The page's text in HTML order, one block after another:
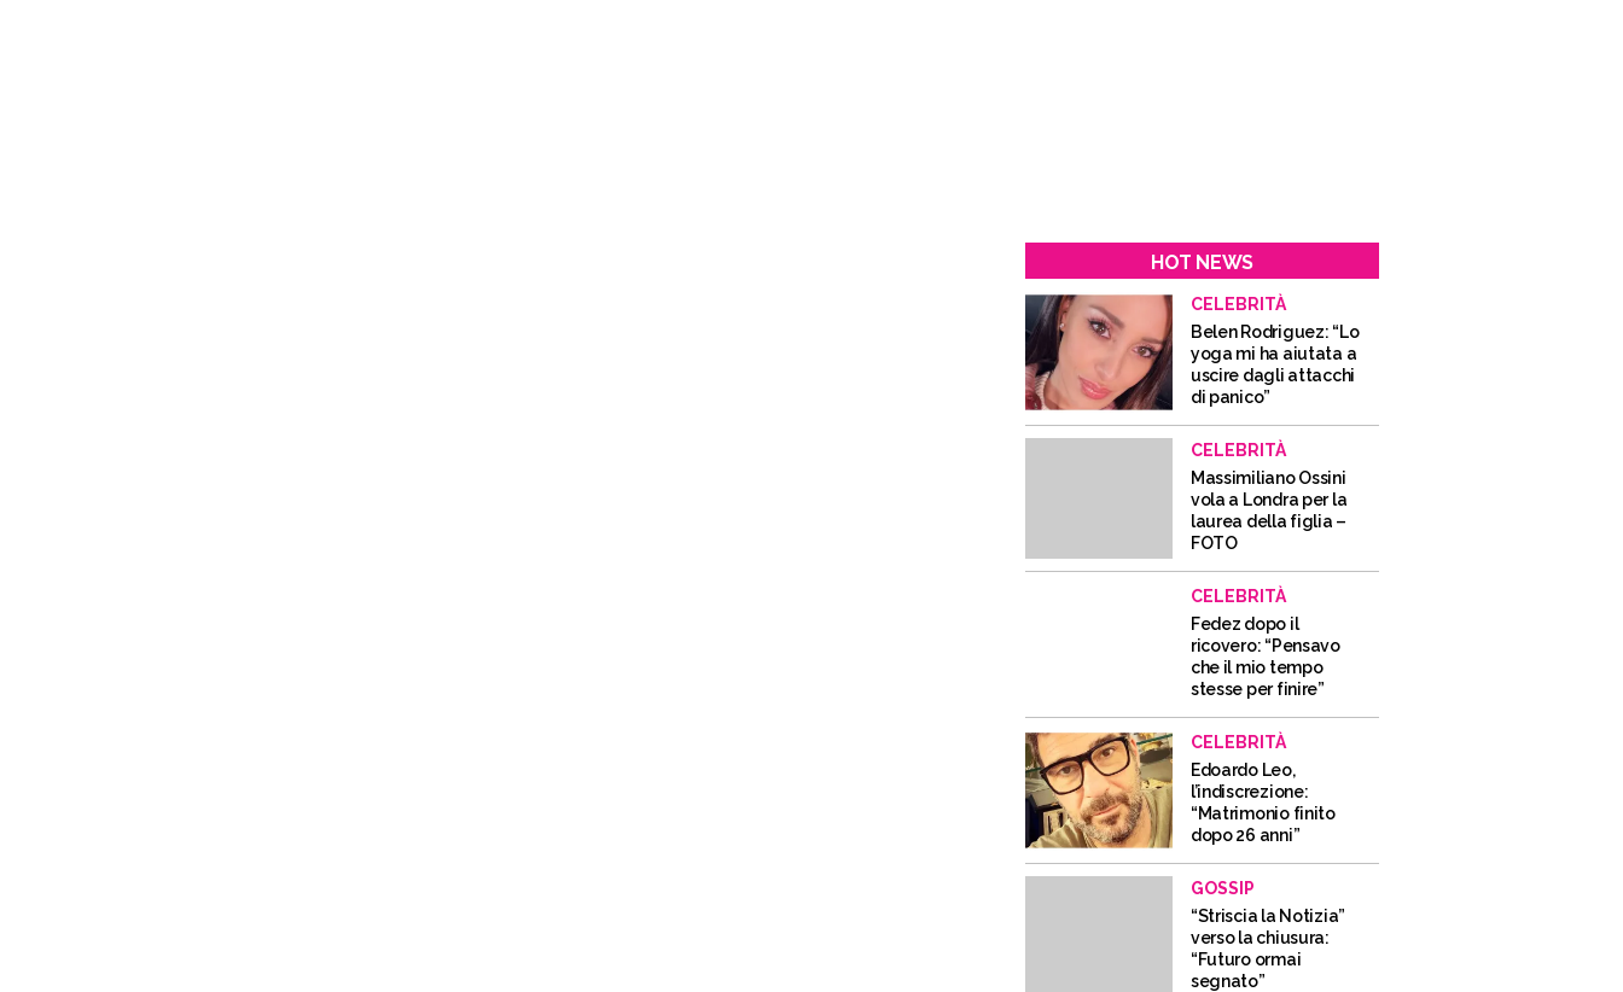
HOT NEWS
CELEBRITÀ
Belen Rodriguez: “Lo
yoga mi ha aiutata a
uscire dagli attacchi
di panico”
CELEBRITÀ
Massimiliano Ossini
vola a Londra per la
laurea della figlia –
FOTO
CELEBRITÀ
Fedez dopo il
ricovero: “Pensavo
che il mio tempo
stesse per finire”
CELEBRITÀ
Edoardo Leo,
l’indiscrezione:
“Matrimonio finito
dopo 26 anni”
GOSSIP
“Striscia la Notizia”
verso la chiusura:
“Futuro ormai
segnato”